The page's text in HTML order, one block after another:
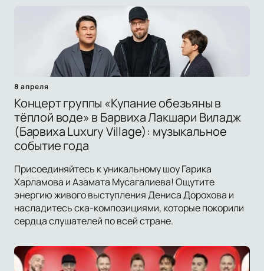
8 апреля
Концерт группы «Купание обезьяны в
тёплой воде» в Барвиха Лакшари Виладж
(Барвиха Luxury Village): музыкальное
событие года
Присоединяйтесь к уникальному шоу Гарика
Харламова и Азамата Мусагалиева! Ощутите
энергию живого выступления Дениса Дорохова и
насладитесь ска-композициями, которые покорили
сердца слушателей по всей стране.